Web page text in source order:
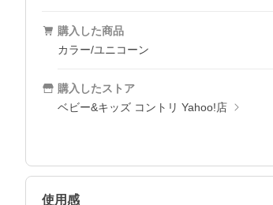
購入した商品
カラー/ユニコーン
購入したストア
ベビー&キッズ コントリ Yahoo!店
使用感